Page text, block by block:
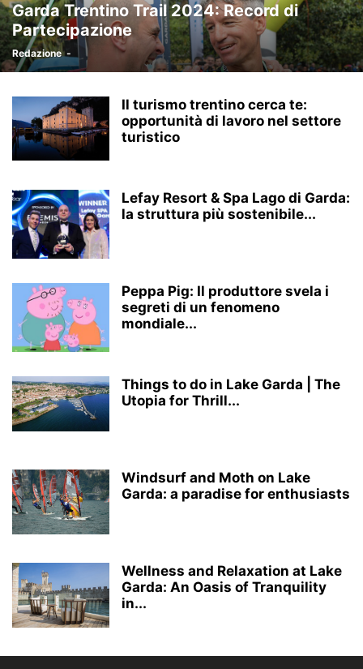
Garda Trentino Trail 2024: Record di
Partecipazione
Redazione -
Il turismo trentino cerca te:
opportunità di lavoro nel settore
turistico
Lefay Resort & Spa Lago di Garda:
la struttura più sostenibile...
Peppa Pig: Il produttore svela i
segreti di un fenomeno
mondiale...
Things to do in Lake Garda | The
Utopia for Thrill...
Windsurf and Moth on Lake
Garda: a paradise for enthusiasts
Wellness and Relaxation at Lake
Garda: An Oasis of Tranquility
in...